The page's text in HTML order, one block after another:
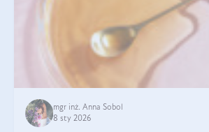
mgr inż. Anna Sobol
8 sty 2026